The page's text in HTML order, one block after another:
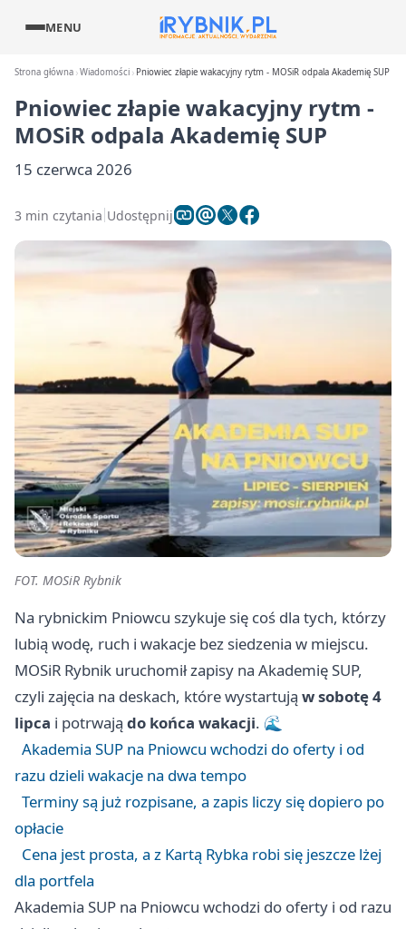
MENU
Strona główna Wiadomości Pniowiec złapie wakacyjny rytm - MOSiR odpala Akademię SUP
Pniowiec złapie wakacyjny rytm -
MOSiR odpala Akademię SUP
15 czerwca 2026
3 min czytania Udostępnij
FOT. MOSiR Rybnik
Na rybnickim Pniowcu szykuje się coś dla tych, którzy
lubią wodę, ruch i wakacje bez siedzenia w miejscu.
MOSiR Rybnik uruchomił zapisy na Akademię SUP,
czyli zajęcia na deskach, które wystartują w sobotę 4
lipca i potrwają do końca wakacji. 🌊
Akademia SUP na Pniowcu wchodzi do oferty i od
razu dzieli wakacje na dwa tempo
Terminy są już rozpisane, a zapis liczy się dopiero po
opłacie
Cena jest prosta, a z Kartą Rybka robi się jeszcze lżej
dla portfela
Akademia SUP na Pniowcu wchodzi do oferty i od razu